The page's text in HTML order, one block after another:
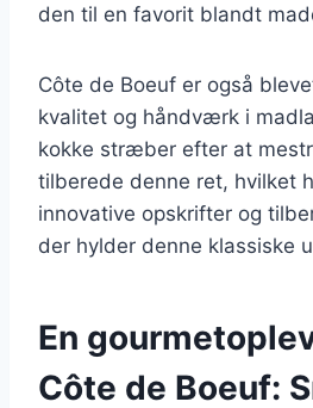
den til en favorit blandt
Côte de Boeuf er også
kvalitet og håndværk i
kokke stræber efter at
tilberede denne ret, hvilket
innovative opskrifter og
der hylder denne klassiske
En
Côte de Boeuf: